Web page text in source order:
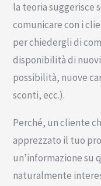
la teoria suggerisce
comunicare con i
per chiedergli di
disponibilità di
possibilità, nuove
sconti, ecc.).
Perché, un cliente
apprezzato il tuo
un’informazione su
naturalmente